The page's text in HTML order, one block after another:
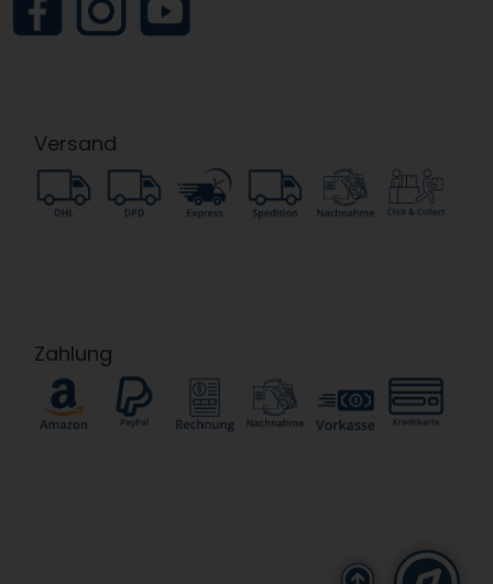
Versand
Zahlung